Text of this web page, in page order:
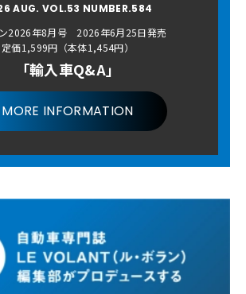
AUG. VOL.53 NUMBER.584
2026年8月号 2026年6月25日発売
定価1,599円（本体1,454円）
「輸入車Q&A」
MORE INFORMATION